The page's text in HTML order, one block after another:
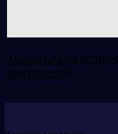
Холодильна
внутрішній)